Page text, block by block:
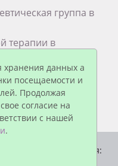
группа в
терапии в
| Время:
хранения данных а
посещаемости и
Продолжая
согласие на
с нашей
.